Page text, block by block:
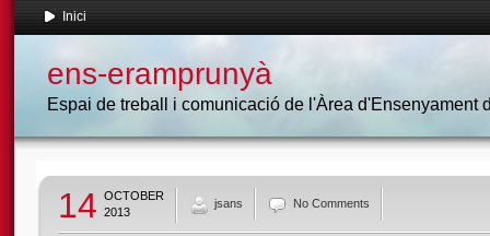
Inici
ens-eramprunyà
Espai de treball i comunicació de l'Àrea d'Ensenyament
14 OCTOBER
2013
jsans No Comments